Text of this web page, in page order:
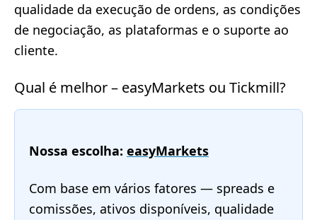
qualidade da execução de ordens, as condições
de negociação, as plataformas e o suporte ao
cliente.
Qual é melhor – easyMarkets ou Tickmill?
Nossa escolha: easyMarkets
Com base em vários fatores — spreads e
comissões, ativos disponíveis, qualidade